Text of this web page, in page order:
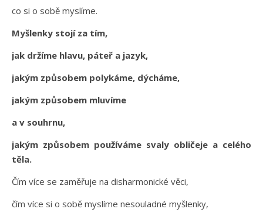
co si o sobě myslíme.
Myšlenky stojí za tím,
jak držíme hlavu, páteř a jazyk,
jakým způsobem polykáme, dýcháme,
jakým způsobem mluvíme
a v souhrnu,
jakým způsobem používáme svaly obličeje a celého
těla.
Čím více se zaměřuje na disharmonické věci,
čím více si o sobě myslíme nesouladné myšlenky,